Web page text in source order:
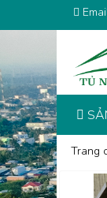
Trang